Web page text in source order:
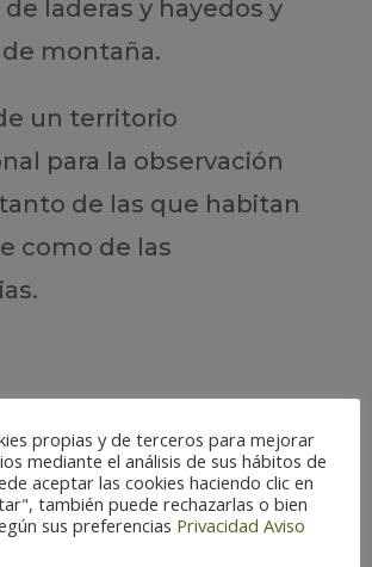
de laderas y hayedos y
montaña.
un territorio
para la observación
de las que habitan
como de las
propias y de terceros para mejorar
mediante el análisis de sus hábitos de
aceptar las cookies haciendo clic en
también puede rechazarlas o bien
sus preferencias Privacidad Aviso